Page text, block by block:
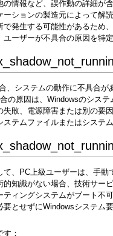
情報など、誤作動の詳細が
ションの製造元によって解
発生する可能性があるため
ーザーが不具合の原因を特
、システムの動作に不具合
の原因は、Windowsのシス
敗、電源障害または別の要
テムファイルまたはシステ
、PC上級ユーザーは、手
知識がない場合、技術サー
ィングシステムがブート不
とせずにWindowsシステム
：